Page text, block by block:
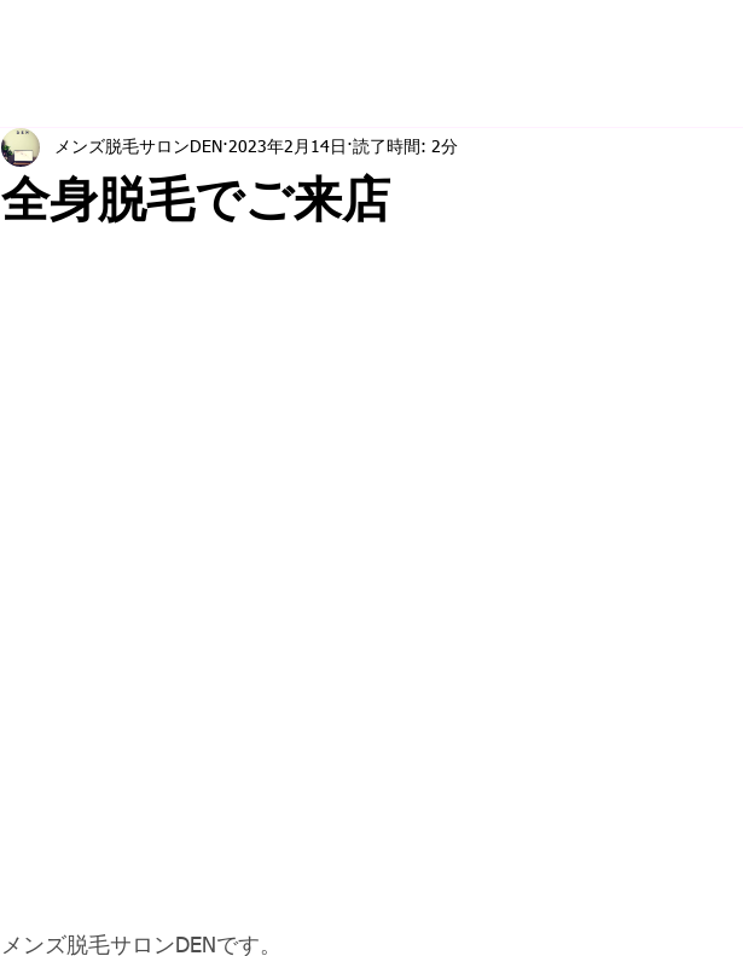
全身脱毛でご来店
メンズ脱毛サロンDEN 2023年2月14日 読了時間: 2分
メンズ脱毛サロンDENです。